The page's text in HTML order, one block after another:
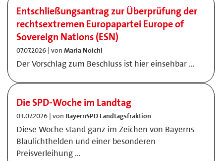
Entschließungsantrag zur Überprüfung der
rechtsextremen Europapartei Europe of
Sovereign Nations (ESN)
07.07.2026 | von Maria Noichl
Der Vorschlag zum Beschluss ist hier einsehbar …
Die SPD-Woche im Landtag
03.07.2026 | von BayernSPD Landtagsfraktion
Diese Woche stand ganz im Zeichen von Bayerns
Blaulichthelden und einer besonderen
Preisverleihung …